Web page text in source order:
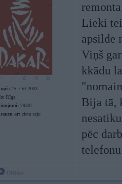
25. Oct 2003
Rīga
29302
ar: cietu seju
Lieki
apsilde
Viņš
kkādu
Bija tā,
pēc